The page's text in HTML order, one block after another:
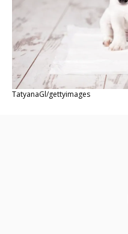
TatyanaGl/gettyimages